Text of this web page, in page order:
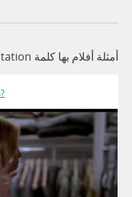
أمثلة أفلام بها كلمة Presentation